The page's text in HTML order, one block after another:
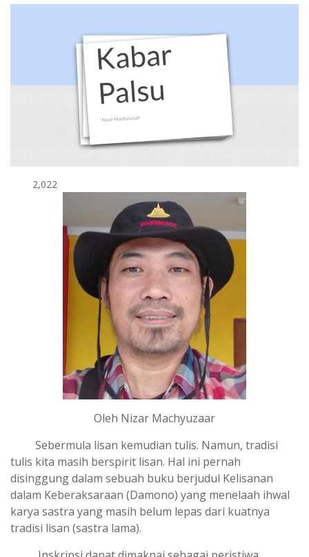
2,022
Oleh Nizar Machyuzaar
Sebermula lisan kemudian tulis. Namun, tradisi
tulis kita masih berspirit lisan. Hal ini pernah
disinggung dalam sebuah buku berjudul Kelisanan
dalam Keberaksaraan (Damono) yang menelaah ihwal
karya sastra yang masih belum lepas dari kuatnya
tradisi lisan (sastra lama).